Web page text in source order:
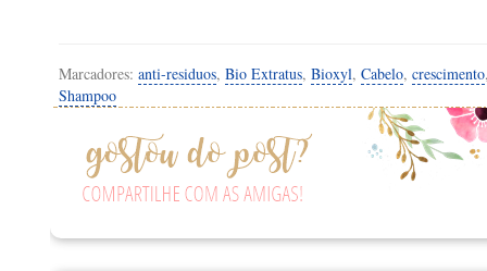
Marcadores: anti-residuos, Bio Extratus, Bioxyl, Cabelo, crescimento
Shampoo